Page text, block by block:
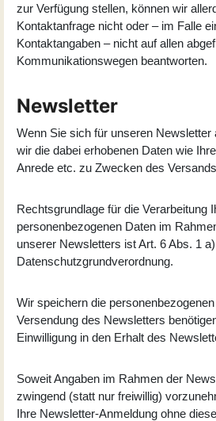
zur Verfügung stellen, können wir
Kontaktanfrage nicht oder – im Falle
Kontaktangaben – nicht auf allen
Kommunikationswegen beantworten.
Newsletter
Wenn Sie sich für unseren Newsletter
wir die dabei erhobenen Daten wie
Anrede etc. zu Zwecken des
Rechtsgrundlage für die Verarbeitung
personenbezogenen Daten im
unserer Newsletters ist Art. 6 Abs. 1 a)
Datenschutzgrundverordnung.
Wir speichern die
Versendung des Newsletters
Einwilligung in den Erhalt des
Soweit Angaben im Rahmen der
zwingend (statt nur freiwillig)
Ihre Newsletter-Anmeldung ohne